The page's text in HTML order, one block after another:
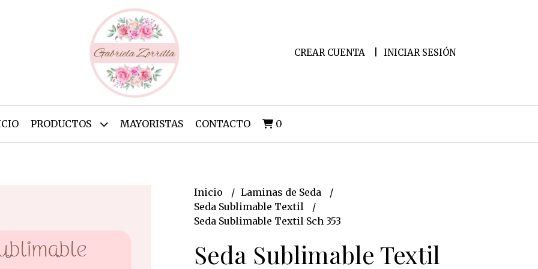
CREAR CUENTA INICIAR SESIÓN
PRODUCTOS MAYORISTAS CONTACTO 0
Inicio
Laminas de Seda
Seda Sublimable Textil
Seda Sublimable Textil Sch 353
Seda Sublimable Textil